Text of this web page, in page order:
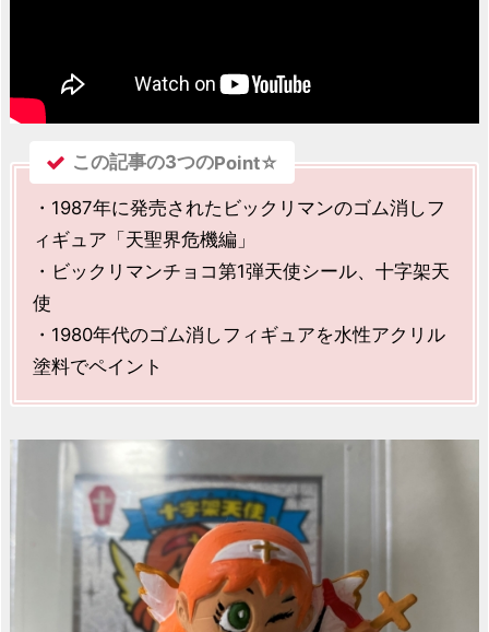
この記事の3つのPoint☆
・1987年に発売されたビックリマンのゴム消しフ
ィギュア「天聖界危機編」
・ビックリマンチョコ第1弾天使シール、十字架天
使
・1980年代のゴム消しフィギュアを水性アクリル
塗料でペイント